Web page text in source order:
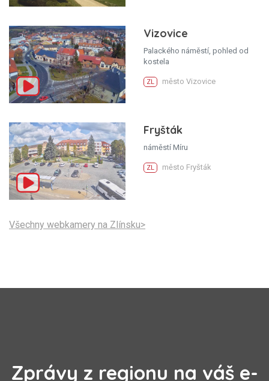
Vizovice
Palackého náměstí, pohled od
kostela
ZL město Vizovice
Fryšták
náměstí Míru
ZL město Fryšták
Všechny webkamery na Zlínsku>
Zprávy z regionu na váš e-